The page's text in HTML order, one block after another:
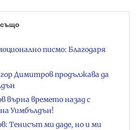
писмо: Благодаря
Димитров продължава да
върна времето назад с
Уимбълдън!
Тенисът ми даде, но и ми